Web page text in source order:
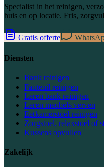
Specialist in het reinigen,
huis en op locatie. Fris,
Gratis offerte
Diensten
Bank reinigen
Fauteuil reinigen
Leren bank reinigen
Leren meubels verven
Eetkamerstoel reinigen
Zorgstoel, relaxstoel of
Kussens opvullen
Zakelijk